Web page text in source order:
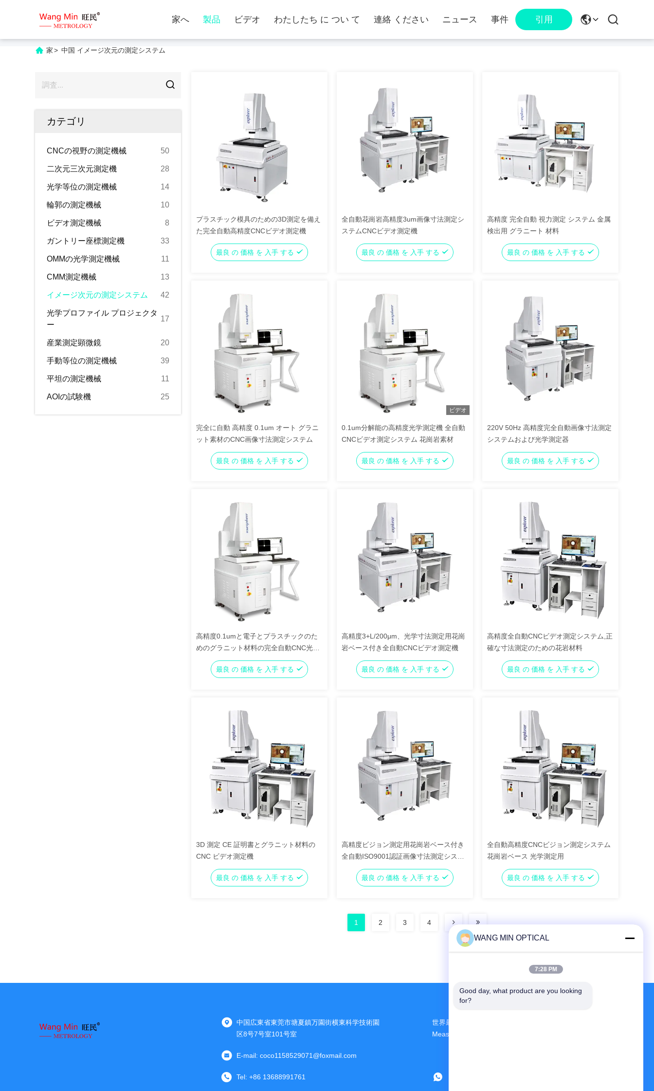
家へ 製品 ビデオ わたしたち に つい て 連絡 ください ニュース 事件 引用
家> 中国 イメージ次元の測定システム
カテゴリ
CNCの視野の測定機械 50
二次元三次元測定機 28
光学等位の測定機械 14
輪郭の測定機械 10
ビデオ測定機械 8
ガントリー座標測定機 33
OMMの光学測定機械 11
CMM測定機械 13
イメージ次元の測定システム 42
光学プロファイル プロジェクタ
ー
17
産業測定顕微鏡 20
手動等位の測定機械 39
平坦の測定機械 11
AOIの試験機 25
プラスチック模具のための3D測定を備え
た完全自動高精度CNCビデオ測定機
最良 の 価格 を 入手 する
全自動花崗岩高精度3um画像寸法測定シ
ステムCNCビデオ測定機
最良 の 価格 を 入手 する
高精度 完全自動 視力測定 システム 金属
検出用 グラニート 材料
最良 の 価格 を 入手 する
完全に自動 高精度 0.1um オート グラニ
ット素材のCNC画像寸法測定システム
最良 の 価格 を 入手 する
ビデオ
0.1um分解能の高精度光学測定機 全自動
CNCビデオ測定システム 花崗岩素材
最良 の 価格 を 入手 する
220V 50Hz 高精度完全自動画像寸法測定
システムおよび光学測定器
最良 の 価格 を 入手 する
高精度0.1umと電子とプラスチックのた
めのグラニット材料の完全自動CNC光学
ビデオ測定システム
最良 の 価格 を 入手 する
高精度3+L/200μm、光学寸法測定用花崗
岩ベース付き全自動CNCビデオ測定機
最良 の 価格 を 入手 する
高精度全自動CNCビデオ測定システム,正
確な寸法測定のための花岩材料
最良 の 価格 を 入手 する
3D 測定 CE 証明書とグラニット材料の
CNC ビデオ測定機
最良 の 価格 を 入手 する
高精度ビジョン測定用花崗岩ベース付き
全自動ISO9001認証画像寸法測定システ
最良 の 価格 を 入手 する
全自動高精度CNCビジョン測定システム
花崗岩ベース 光学測定用
最良 の 価格 を 入手 する
1 2 3 4
中国広東省東莞市塘夏鎮万園街横東科学技術園
区8号7号室101号室
E-mail: coco1158529071@foxmail.com
Tel: +86 13688991761
世界最大規模の研究開発と生産 CNC Vision
Measuring Machine 中国のサプライヤー
WANG MIN OPTICAL
7:28 PM
Good day, what product are you looking
for?